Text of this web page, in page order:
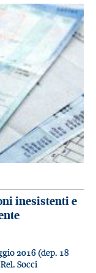
inesistenti e
2016 (dep. 18
Socci